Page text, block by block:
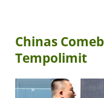
Chinas
Tempolimit